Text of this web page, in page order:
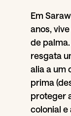
Em
anos,
de
resgata
alia a um
prima
proteger
colonial e